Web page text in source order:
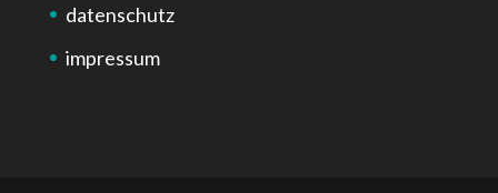
datenschutz
impressum